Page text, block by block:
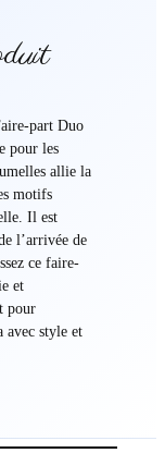
part Duo
pour les
allie la
motifs
Il est
l’arrivée de
ce faire-
et
pour
avec style et